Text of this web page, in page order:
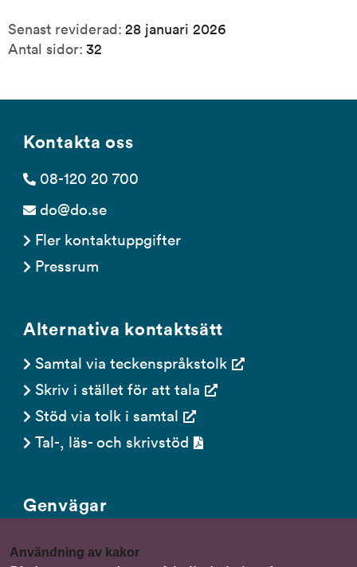
Användning av kakor
Senast reviderad: 28 januari 2026
Antal sidor: 32
Kontakta oss
08-120 20 700
do@do.se
Fler kontaktuppgifter
Pressrum
Alternativa kontaktsätt
Samtal via teckenspråkstolk
Skriv i stället för att tala
Stöd via tolk i samtal
Tal-, läs- och skrivstöd
Genvägar